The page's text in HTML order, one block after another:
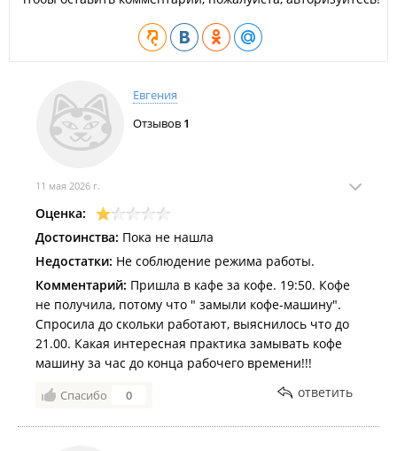
Лучшее кафе февраля 2021 года по мнению
", ТЦ " Формат
", гастро-барном пространстве
Foodliner", ТЦ "Mira ".
Евгения
Отзывов 1
11 мая 2026 г.
Оценка:
Достоинства: Пока не нашла
Недостатки: Не соблюдение режима работы.
Комментарий: Пришла в кафе за кофе. 19:50. Кофе
не получила, потому что " замыли кофе-машину".
Спросила до скольки работают, выяснилось что до
21.00. Какая интересная практика замывать кофе
машину за час до конца рабочего времени!!!
Спасибо 0 ответить